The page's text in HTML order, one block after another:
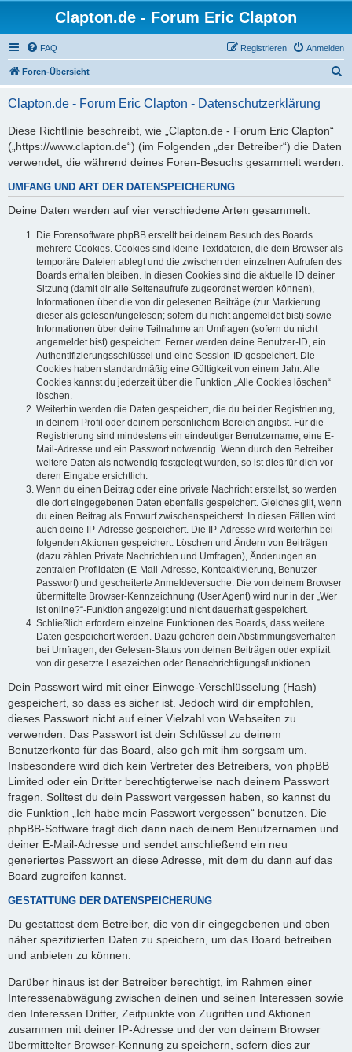
Clapton.de - Forum Eric Clapton
FAQ Anmelden
Registrieren
Foren-Übersicht
Clapton.de - Forum Eric Clapton - Datenschutzerklärung
Diese Richtlinie beschreibt, wie „Clapton.de - Forum Eric Clapton“
(„https://www.clapton.de“) (im Folgenden „der Betreiber“) die Daten
verwendet, die während deines Foren-Besuchs gesammelt werden.
UMFANG UND ART DER DATENSPEICHERUNG
Deine Daten werden auf vier verschiedene Arten gesammelt:
Die Forensoftware phpBB erstellt bei deinem Besuch des Boards
mehrere Cookies. Cookies sind kleine Textdateien, die dein Browser als
temporäre Dateien ablegt und die zwischen den einzelnen Aufrufen des
Boards erhalten bleiben. In diesen Cookies sind die aktuelle ID deiner
Sitzung (damit dir alle Seitenaufrufe zugeordnet werden können),
Informationen über die von dir gelesenen Beiträge (zur Markierung
dieser als gelesen/ungelesen; sofern du nicht angemeldet bist) sowie
Informationen über deine Teilnahme an Umfragen (sofern du nicht
angemeldet bist) gespeichert. Ferner werden deine Benutzer-ID, ein
Authentifizierungsschlüssel und eine Session-ID gespeichert. Die
Cookies haben standardmäßig eine Gültigkeit von einem Jahr. Alle
Cookies kannst du jederzeit über die Funktion „Alle Cookies löschen“
löschen.
Weiterhin werden die Daten gespeichert, die du bei der Registrierung,
in deinem Profil oder deinem persönlichem Bereich angibst. Für die
Registrierung sind mindestens ein eindeutiger Benutzername, eine E-
Mail-Adresse und ein Passwort notwendig. Wenn durch den Betreiber
weitere Daten als notwendig festgelegt wurden, so ist dies für dich vor
deren Eingabe ersichtlich.
Wenn du einen Beitrag oder eine private Nachricht erstellst, so werden
die dort eingegebenen Daten ebenfalls gespeichert. Gleiches gilt, wenn
du einen Beitrag als Entwurf zwischenspeicherst. In diesen Fällen wird
auch deine IP-Adresse gespeichert. Die IP-Adresse wird weiterhin bei
folgenden Aktionen gespeichert: Löschen und Ändern von Beiträgen
(dazu zählen Private Nachrichten und Umfragen), Änderungen an
zentralen Profildaten (E-Mail-Adresse, Kontoaktivierung, Benutzer-
Passwort) und gescheiterte Anmeldeversuche. Die von deinem Browser
übermittelte Browser-Kennzeichnung (User Agent) wird nur in der „Wer
ist online?“-Funktion angezeigt und nicht dauerhaft gespeichert.
Schließlich erfordern einzelne Funktionen des Boards, dass weitere
Daten gespeichert werden. Dazu gehören dein Abstimmungsverhalten
bei Umfragen, der Gelesen-Status von deinen Beiträgen oder explizit
von dir gesetzte Lesezeichen oder Benachrichtigungsfunktionen.
Dein Passwort wird mit einer Einwege-Verschlüsselung (Hash)
gespeichert, so dass es sicher ist. Jedoch wird dir empfohlen,
dieses Passwort nicht auf einer Vielzahl von Webseiten zu
verwenden. Das Passwort ist dein Schlüssel zu deinem
Benutzerkonto für das Board, also geh mit ihm sorgsam um.
Insbesondere wird dich kein Vertreter des Betreibers, von phpBB
Limited oder ein Dritter berechtigterweise nach deinem Passwort
fragen. Solltest du dein Passwort vergessen haben, so kannst du
die Funktion „Ich habe mein Passwort vergessen“ benutzen. Die
phpBB-Software fragt dich dann nach deinem Benutzernamen und
deiner E-Mail-Adresse und sendet anschließend ein neu
generiertes Passwort an diese Adresse, mit dem du dann auf das
Board zugreifen kannst.
GESTATTUNG DER DATENSPEICHERUNG
Du gestattest dem Betreiber, die von dir eingegebenen und oben
näher spezifizierten Daten zu speichern, um das Board betreiben
und anbieten zu können.
Darüber hinaus ist der Betreiber berechtigt, im Rahmen einer
Interessenabwägung zwischen deinen und seinen Interessen sowie
den Interessen Dritter, Zeitpunkte von Zugriffen und Aktionen
zusammen mit deiner IP-Adresse und der von deinem Browser
übermittelter Browser-Kennung zu speichern, sofern dies zur